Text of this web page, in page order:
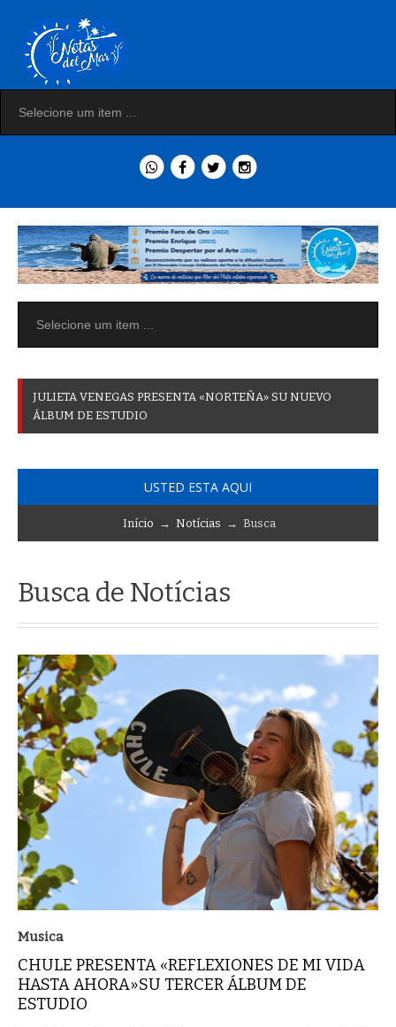
JULIETA VENEGAS PRESENTA «NORTEÑA» SU NUEVO
ÁLBUM DE ESTUDIO
USTED ESTA AQUI
Início → Notícias → Busca
Busca de Notícias
Musica
CHULE PRESENTA «REFLEXIONES DE MI VIDA
HASTA AHORA»SU TERCER ÁLBUM DE
ESTUDIO